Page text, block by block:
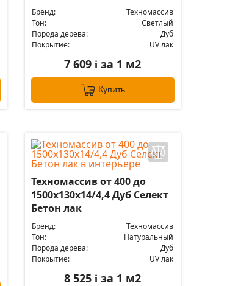
Бренд:
Техномассив
Тон:
Светлый
Порода дерева:
Дуб
Покрытие:
UV лак
7 609i за 1 м2
Купить
Техномассив от 400 до
1500х130х14/4,4 Дуб Селект
Бетон лак
Бренд:
Техномассив
Тон:
Натуральный
Порода дерева:
Дуб
Покрытие:
UV лак
8 525i за 1 м2